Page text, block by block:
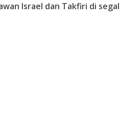
Israel dan Takfiri di